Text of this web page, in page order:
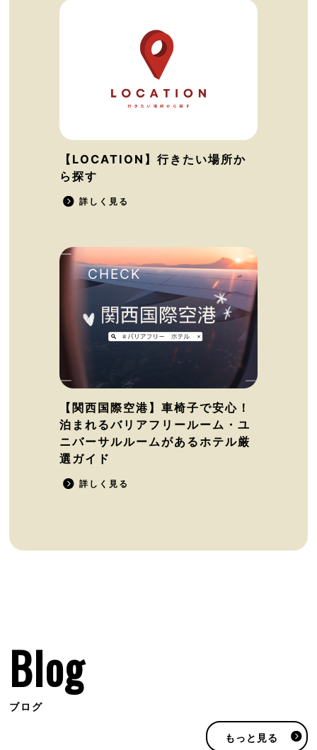
【LOCATION】行きたい場所か
ら探す
詳しく見る
【関西国際空港】車椅子で安心！
泊まれるバリアフリールーム・ユ
ニバーサルルームがあるホテル厳
選ガイド
詳しく見る
Blog
ブログ
もっと見る